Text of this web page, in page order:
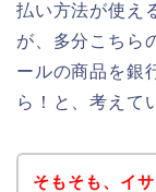
払い方法が使え
が、多分こちら
ールの商品を銀
ら！と、考えて
そもそも、イ